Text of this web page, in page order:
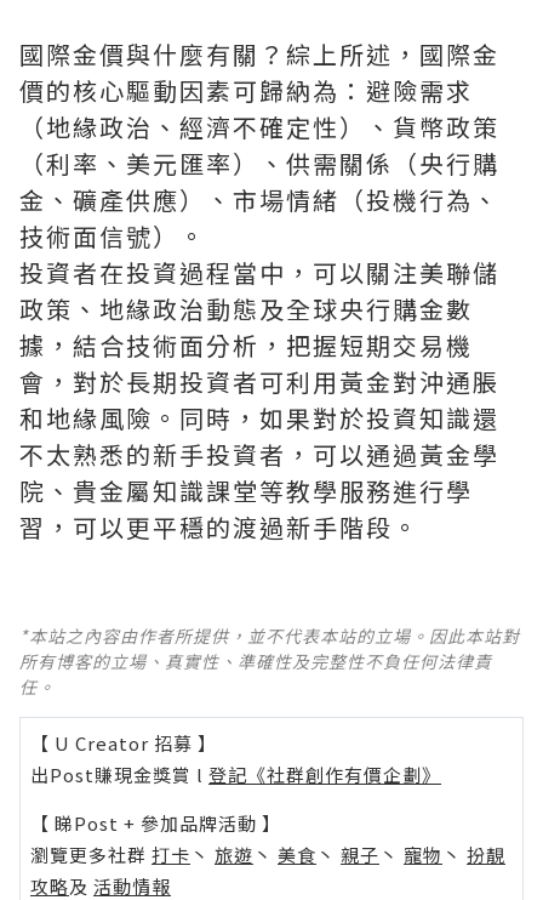
國際金價與什麼有關？綜上所述，國際金
價的核心驅動因素可歸納為：避險需求
（地緣政治、經濟不確定性）、貨幣政策
（利率、美元匯率）、供需關係（央行購
金、礦產供應）、市場情緒（投機行為、
技術面信號）。
投資者在投資過程當中，可以關注美聯儲
政策、地緣政治動態及全球央行購金數
據，結合技術面分析，把握短期交易機
會，對於長期投資者可利用黃金對沖通脹
和地緣風險。同時，如果對於投資知識還
不太熟悉的新手投資者，可以通過黃金學
院、貴金屬知識課堂等教學服務進行學
習，可以更平穩的渡過新手階段。
*本站之內容由作者所提供，並不代表本站的立場。因此本站對
所有博客的立場、真實性、準確性及完整性不負任何法律責
任。
【 U Creator 招募 】
出Post賺現金獎賞 l 登記《社群創作有價企劃》
【 睇Post + 參加品牌活動 】
瀏覽更多社群 打卡 丶 旅遊 丶 美食 丶 親子 丶 寵物 丶 扮靚
攻略及 活動情報